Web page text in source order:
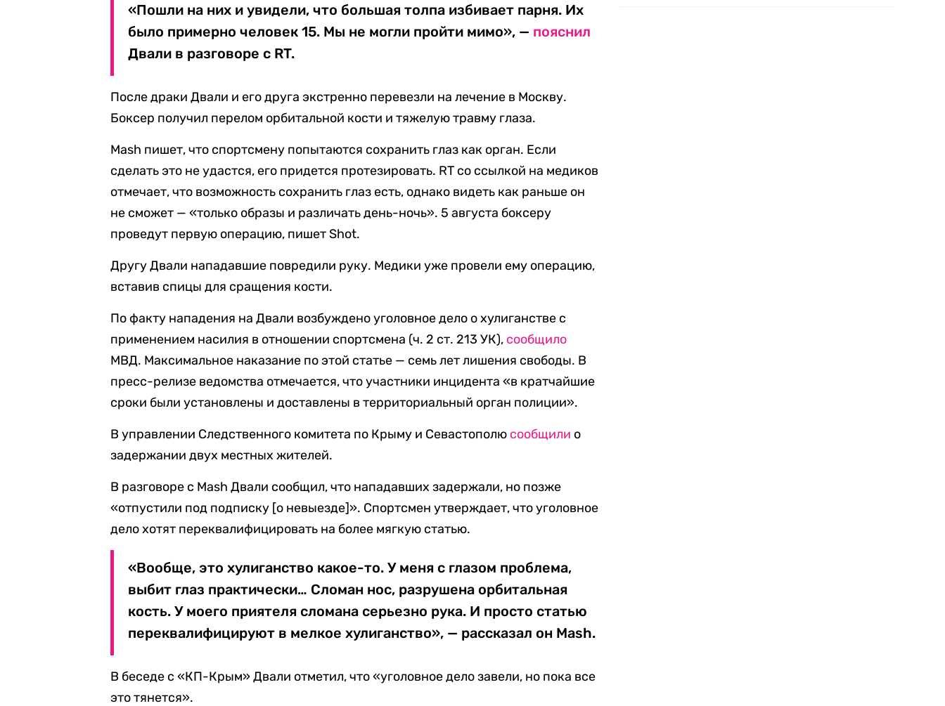
«Пошли на них и увидели, что большая толпа избивает парня. Их
было примерно человек 15. Мы не могли пройти мимо», — пояснил
Двали в разговоре с RT.
После драки Двали и его друга экстренно перевезли на лечение в Москву.
Боксер получил перелом орбитальной кости и тяжелую травму глаза.
Mash пишет, что спортсмену попытаются сохранить глаз как орган. Если
сделать это не удастся, его придется протезировать. RT со ссылкой на медиков
отмечает, что возможность сохранить глаз есть, однако видеть как раньше он
не сможет — «только образы и различать день-ночь». 5 августа боксеру
проведут первую операцию, пишет Shot.
Другу Двали нападавшие повредили руку. Медики уже провели ему операцию,
вставив спицы для сращения кости.
По факту нападения на Двали возбуждено уголовное дело о хулиганстве с
применением насилия в отношении спортсмена (ч. 2 ст. 213 УК), сообщило
МВД. Максимальное наказание по этой статье — семь лет лишения свободы. В
пресс-релизе ведомства отмечается, что участники инцидента «в кратчайшие
сроки были установлены и доставлены в территориальный орган полиции».
В управлении Следственного комитета по Крыму и Севастополю сообщили о
задержании двух местных жителей.
В разговоре с Mash Двали сообщил, что нападавших задержали, но позже
«отпустили под подписку [о невыезде]». Спортсмен утверждает, что уголовное
дело хотят переквалифицировать на более мягкую статью.
«Вообще, это хулиганство какое-то. У меня с глазом проблема,
выбит глаз практически… Cломан нос, разрушена орбитальная
кость. У моего приятеля сломана серьезно рука. И просто статью
переквалифицируют в мелкое хулиганство», — рассказал он Mash.
В беседе с «КП-Крым» Двали отметил, что «уголовное дело завели, но пока все
это тянется».